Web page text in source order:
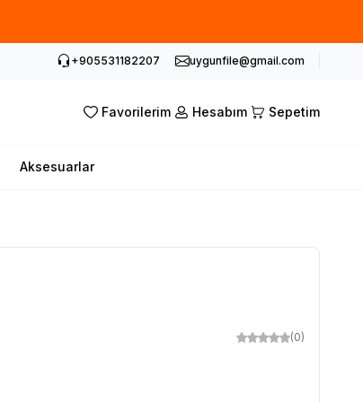
+905531182207 uygunfile@gmail.com
Favorilerim Hesabım Sepetim
Aksesuarlar
(0)